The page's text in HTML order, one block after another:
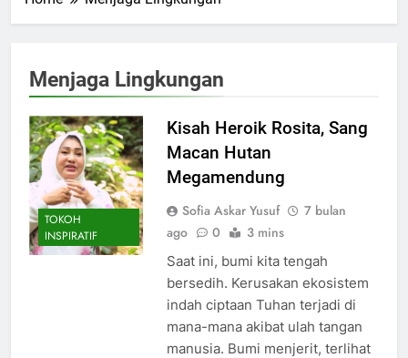
Menjaga Lingkungan
TOKOH
INSPIRATIF
Kisah Heroik Rosita, Sang
Macan Hutan
Megamendung
Sofia Askar Yusuf
7 bulan
ago
0 3 mins
Saat ini, bumi kita tengah
bersedih. Kerusakan ekosistem
indah ciptaan Tuhan terjadi di
mana-mana akibat ulah tangan
manusia. Bumi menjerit, terlihat